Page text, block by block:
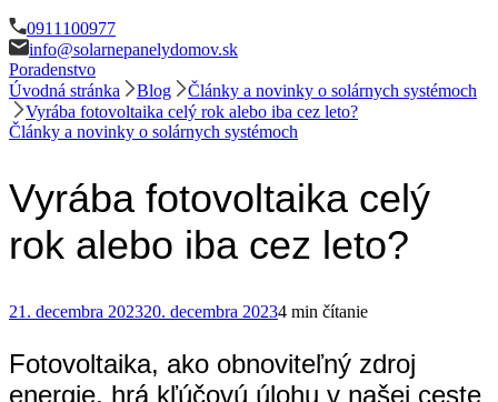
0911100977
info@solarnepanelydomov.sk
Poradenstvo
Úvodná stránka
Blog
Články a novinky o solárnych systémoch
Vyrába fotovoltaika celý rok alebo iba cez leto?
Články a novinky o solárnych systémoch
Vyrába fotovoltaika celý
rok alebo iba cez leto?
21. decembra 202320. decembra 20234 min čítanie
Fotovoltaika, ako obnoviteľný zdroj
energie, hrá kľúčovú úlohu v našej ceste